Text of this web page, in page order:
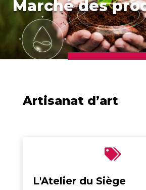
Marché des
Artisanat d’art

L'Atelier du Siège